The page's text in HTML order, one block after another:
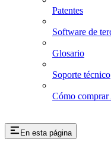
Patentes
Software de
Glosario
Soporte técnico
Cómo
En esta página